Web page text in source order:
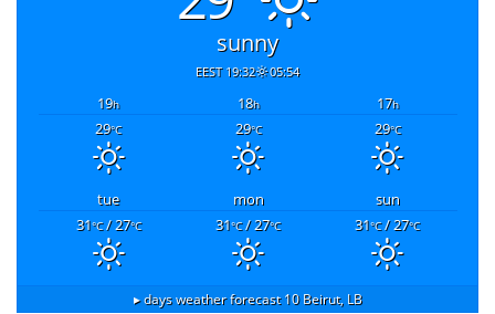
sunny
05:54
19:32 EEST
17h
18h
19h
29°C
29°C
29°C
sun
mon
tue
31°C/ 27°C
31°C/ 27°C
31°C/ 27°C
Beirut, LB
10 days weather forecast ▸